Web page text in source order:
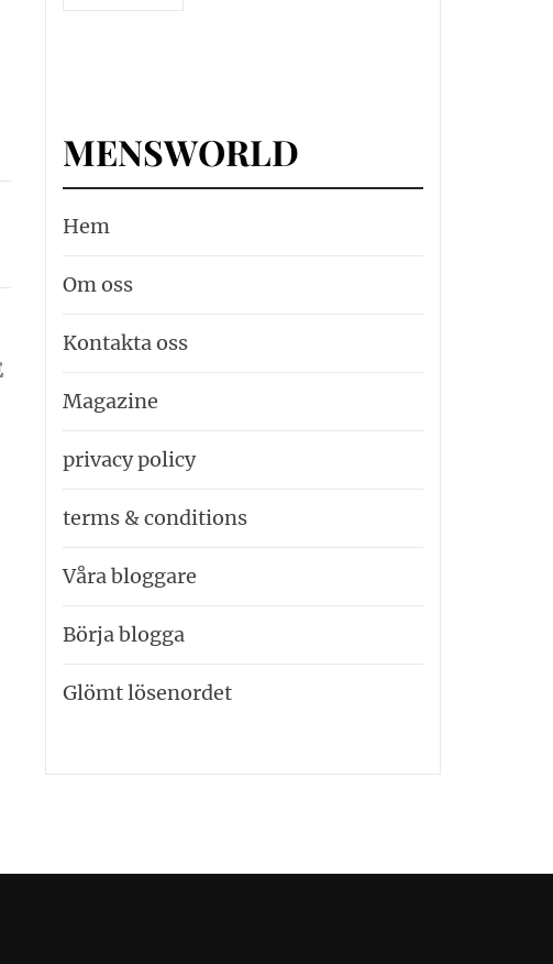
MENSWORLD
Hem
Om oss
Kontakta oss
Magazine
privacy policy
terms & conditions
Våra bloggare
Börja blogga
Glömt lösenordet